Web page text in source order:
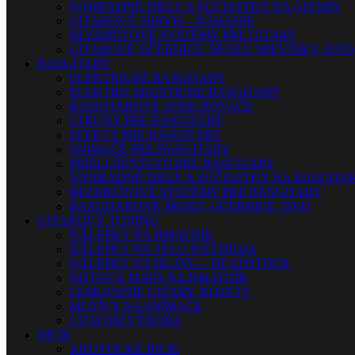
NÁHRADNÉ DIELY A SÚČIASTKY NA GITARY
GITAROVÝ SERVIS – NÁRADIE
BEZDRÔTOVÉ SYSTÉMY PRE GITARY
GITAROVÉ UČEBNICE, ŠKOLY, SPEVNÍKY, DVD
BASGITARY
ELEKTRICKÉ BASGITARY
ELEKTRO AKUSTICKÉ BASGITARY
BASGITAROVÉ ZOSILŇOVAČE
STRUNY PRE BASGITARY
EFEKTY PRE BASGITARY
SNÍMAČE PRE BASGITARY
PRÍSLUŠENSTVO PRE BASGITARY
NÁHRADNÉ DIELY A SÚČIASTKY NA
BEZDRÔTOVÉ SYSTÉMY PRE BASGITARY
BASGITAROVÉ ŠKOLY, UČEBNICE, DVD
GITAROVÝ TUNING
NÁLEPKY NA HMATNÍK
NÁLEPKY NA TELO NÁSTROJA
NÁLEPKY NA HLAVU – HEADSTOCK
NOTOVÁ MAPA NA HMATNÍK
LEMOVANIE GITARY, ROZETY
MOTÍVY NA SNÍMAČE
CUSTOM VÝROBA
BICIE
AKUSTICKÉ BICIE